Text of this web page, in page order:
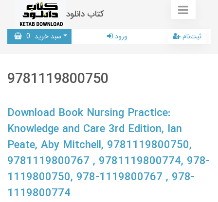
کتاب دانلود
سبد خرید 0 ورود ثبت‌نام
9781119800750
Download Book Nursing Practice:
Knowledge and Care 3rd Edition, Ian
Peate, Aby Mitchell, 9781119800750,
9781119800767 , 9781119800774, 978-
1119800750, 978-1119800767 , 978-
1119800774